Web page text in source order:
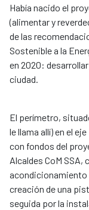
Había nacido el
(alimentar y
de las
Sostenible a la
en 2020:
ciudad.
El perímetro,
le llama allí) en el
con fondos del
Alcaldes CoM SSA,
acondicionamiento
creación de una
seguida por la